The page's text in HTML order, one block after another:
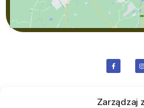
Zarządzaj